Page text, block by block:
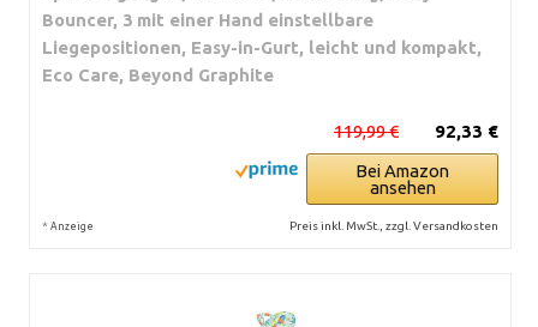
Bouncer, 3 mit einer Hand einstellbare
Liegepositionen, Easy-in-Gurt, leicht und kompakt,
Eco Care, Beyond Graphite
92,33 €
119,99 €
Bei Amazon
ansehen
* Anzeige Preis inkl. MwSt., zzgl. Versandkosten